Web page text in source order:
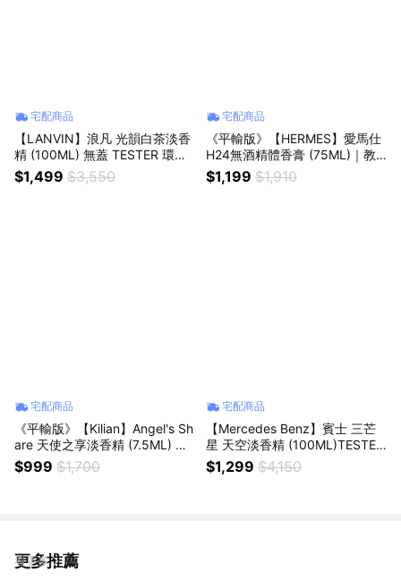
宅配商品
【LANVIN】浪凡 光韻白茶淡香
精 (100ML) 無蓋 TESTER 環保
包裝｜星座禮｜生日禮物｜情人
節禮物｜感謝禮
$1,499 $3,550
宅配商品
《平輸版》【HERMES】愛馬仕
H24無酒精體香膏 (75ML)｜教
師節｜中秋節｜星座禮｜生日禮
物｜情人節｜感謝禮
$1,199 $1,910
宅配商品
《平輸版》【Kilian】Angel's Sh
are 天使之享淡香精 (7.5ML) 噴
式小香｜星座禮｜生日禮物｜情
人節禮物｜感謝禮
$999 $1,700
宅配商品
【Mercedes Benz】賓士 三芒
星 天空淡香精 (100ML)TESTER
環保包裝
$1,299 $4,150
更多推薦
看更多